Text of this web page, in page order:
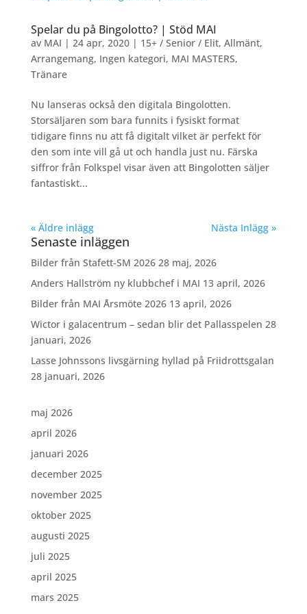
Spelar du på Bingolotto? | Stöd MAI
av MAI | 24 apr, 2020| 15+ / Senior / Elit, Allmänt,
Arrangemang, Ingen kategori, MAI MASTERS,
Tränare
Nu lanseras också den digitala Bingolotten.
Storsäljaren som bara funnits i fysiskt format
tidigare finns nu att få digitalt vilket är perfekt för
den som inte vill gå ut och handla just nu. Färska
siffror från Folkspel visar även att Bingolotten säljer
fantastiskt...
« Äldre inlägg Nästa Inlägg »
Senaste inläggen
Bilder från Stafett-SM 2026 28 maj, 2026
Anders Hallström ny klubbchef i MAI 13 april, 2026
Bilder från MAI Årsmöte 2026 13 april, 2026
Wictor i galacentrum – sedan blir det Pallasspelen 28
januari, 2026
Lasse Johnssons livsgärning hyllad på Friidrottsgalan
28 januari, 2026
maj 2026
april 2026
januari 2026
december 2025
november 2025
oktober 2025
augusti 2025
juli 2025
april 2025
mars 2025